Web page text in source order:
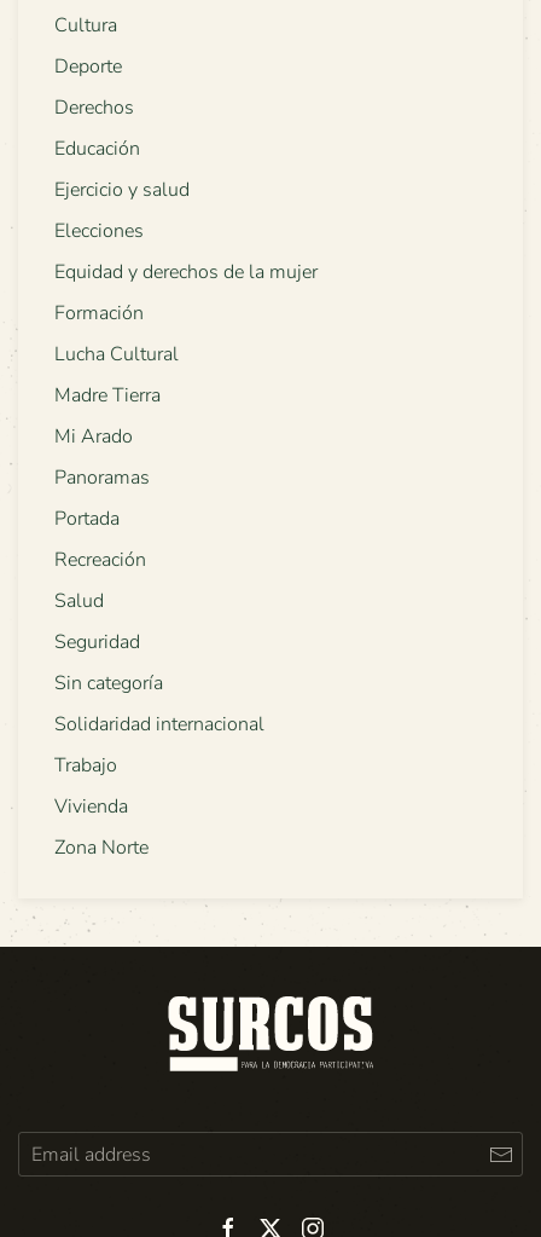
Cultura
Deporte
Derechos
Educación
Ejercicio y salud
Elecciones
Equidad y derechos de la mujer
Formación
Lucha Cultural
Madre Tierra
Mi Arado
Panoramas
Portada
Recreación
Salud
Seguridad
Sin categoría
Solidaridad internacional
Trabajo
Vivienda
Zona Norte